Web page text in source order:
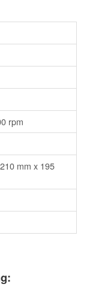
rpm
mm x 195